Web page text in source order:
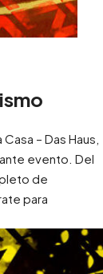
– Das Haus,
evento. Del
de
para